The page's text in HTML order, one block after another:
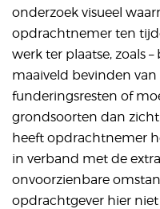
onderzoek visueel
opdrachtnemer ten
werk ter plaatse, zoals
maaiveld bevinden
funderingsresten of
grondsoorten dan
heeft opdrachtnemer
in verband met de
onvoorzienbare
opdrachtgever hier